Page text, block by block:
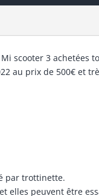
scooter 3 achetées
au prix de 500€ et
par trottinette.
elles peuvent être